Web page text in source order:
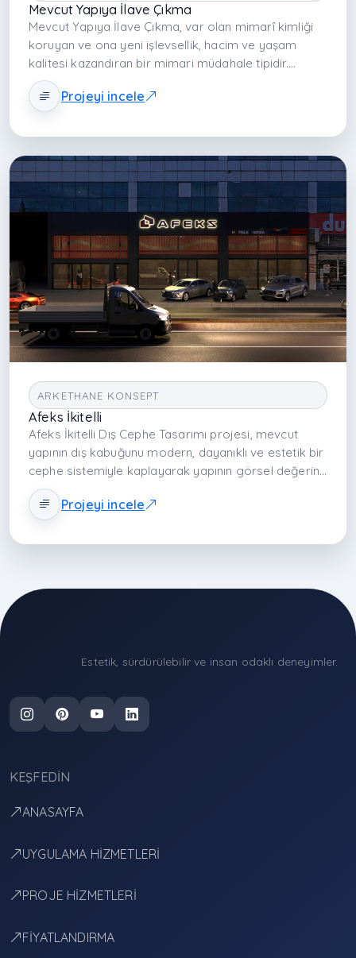
Mevcut Yapıya İlave Çıkma
Mevcut Yapıya İlave Çıkma, var olan mimarî kimliği
koruyan ve ona yeni işlevsellik, hacim ve yaşam
kalitesi kazandıran bir mimari müdahale tipidir.
Arkethane bu projede; mevcut yapı ile yeni ek
arasındaki uyum, ritim ve detay çözümlemelerini
Projeyi incele
ARKETHANE KONSEPT
Afeks İkitelli
Afeks İkitelli Dış Cephe Tasarımı projesi, mevcut
yapının dış kabuğunu modern, dayanıklı ve estetik bir
cephe sistemiyle kaplayarak yapının görsel değerini
ve fonksiyonel performansını aynı anda yükseltir.
Tasarımda sürdürülebilirlik, malzeme dayanıklılığı ve
cephe giydirme sistemi ile mekanın çevresel
Projeyi incele
Estetik, sürdürülebilir ve insan odaklı deneyimler.
KEŞFEDIN
ANASAYFA
UYGULAMA HİZMETLERİ
PROJE HİZMETLERİ
FİYATLANDIRMA